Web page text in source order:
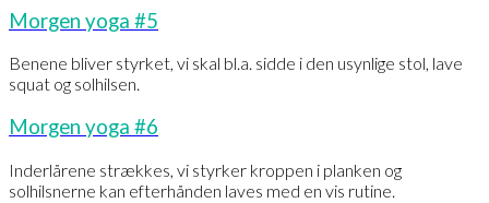
Morgen yoga #5
Benene bliver styrket, vi skal bl.a. sidde i den usynlige stol, lave
squat og solhilsen.
Morgen yoga #6
Inderlårene strækkes, vi styrker kroppen i planken og
solhilsnerne kan efterhånden laves med en vis rutine.